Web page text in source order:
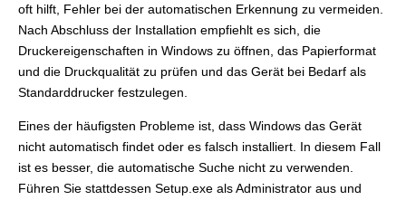
oft hilft, Fehler bei der automatischen Erkennung zu vermeiden.
Nach Abschluss der Installation empfiehlt es sich, die
Druckereigenschaften in Windows zu öffnen, das Papierformat
und die Druckqualität zu prüfen und das Gerät bei Bedarf als
Standarddrucker festzulegen.
Eines der häufigsten Probleme ist, dass Windows das Gerät
nicht automatisch findet oder es falsch installiert. In diesem Fall
ist es besser, die automatische Suche nicht zu verwenden.
Führen Sie stattdessen Setup.exe als Administrator aus und